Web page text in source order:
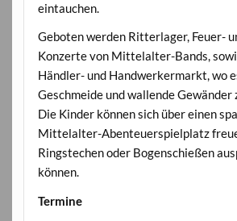
eintauchen.
Geboten werden Ritterlager, Feuer-
Konzerte von Mittelalter-Bands,
Händler- und Handwerkermarkt, wo
Geschmeide und wallende Gewänder
Die Kinder können sich über einen
Mittelalter-Abenteuerspielplatz
Ringstechen oder Bogenschießen
können.
Termine